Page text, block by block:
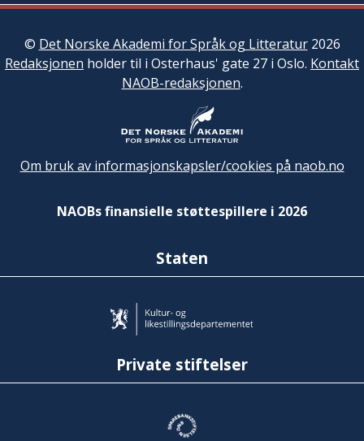
© Det Norske Akademi for Språk og Litteratur2026
Redaksjonen holder til i Osterhaus' gate 27 i Oslo. Kontakt
NAOB-redaksjonen.
Om bruk av informasjonskapsler/cookies på naob.no
NAOBs finansielle støttespillere i 2026
Staten
Private stiftelser